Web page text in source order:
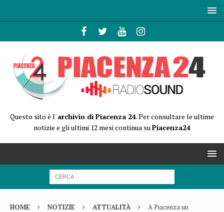
Questo sito è l'archivio di Piacenza 24. Per consultare le ultime
notizie e gli ultimi 12 mesi continua suPiacenza24
HOME NOTIZIE ATTUALITÀ
A Piacenza un